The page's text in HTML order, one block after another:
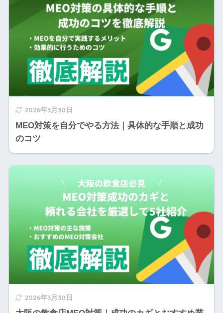
2026年3月30日
MEO対策を自分でやる方法｜具体的な手順と成功
のコツ
2026年3月30日